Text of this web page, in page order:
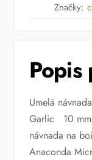
Značky:
Umelá
Garlic 10 mm
návnada na
Anaconda